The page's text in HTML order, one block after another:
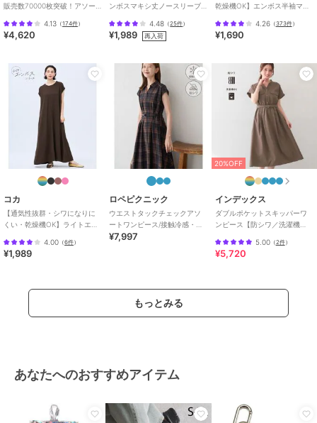
販売数70000枚突破！アソー
4.13 （174件）
¥4,620
ンボスマキシ丈ノースリーブ
にくい・速乾
4.48 （25件）
¥1,989 再入荷
乾燥機OK】エンボス半袖マキ
4.26（373件）
¥1,690
コカ
【通気性抜群・シワになりに
くい・乾燥機OK】ライトエン
ピース 全3色
4.00 （6件）
¥1,989
ロペピクニック
ウエストタックチェックアソ
ートワンピース/接触冷感・防
シワ・リンクコーデ
¥7,997
20%OFF
インデックス
ダブルポケットスキッパーワ
ンピース【防シワ／洗濯機
5.00（2件）
¥5,720
もっとみる
あなたへのおすすめアイテム